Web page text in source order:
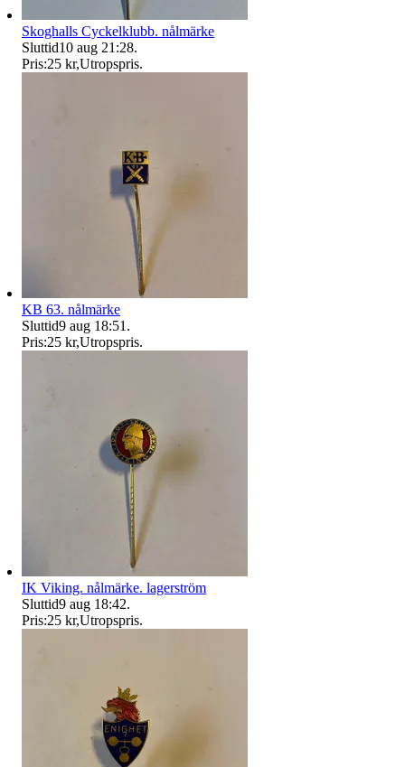
Skoghalls Cyckelklubb. nålmärke
Sluttid10 aug 21:28.
Pris:25 kr,Utropspris.
KB 63. nålmärke
Sluttid9 aug 18:51 .
Pris:25 kr,Utropspris.
IK Viking. nålmärke. lagerström
Sluttid9 aug 18:42.
Pris:25 kr,Utropspris.